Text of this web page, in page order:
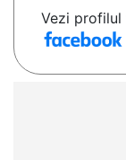
Vezi